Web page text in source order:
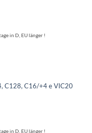
in D, EU länger !
C128, C16/+4 e VIC20
in D, EU länger !